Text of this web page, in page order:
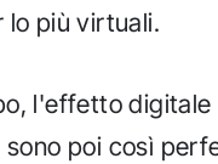
lo più virtuali.
l'effetto
sono poi così